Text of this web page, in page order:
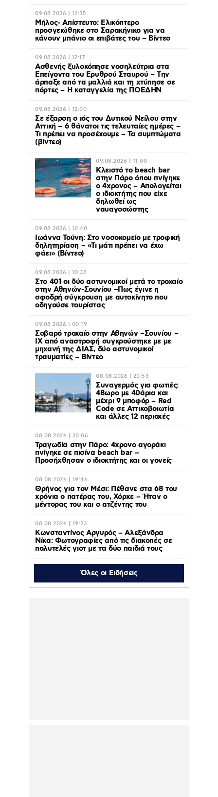
09.08.2026 | 12:35
Μήλος- Απίστευτο: Ελικόπτερο
προσγειώθηκε στο Σαρακήνικο για να
κάνουν μπάνιο οι επιβάτες του – Βίντεο
09.08.2026 | 12:17
Ασθενής ξυλοκόπησε νοσηλεύτρια στα
Επείγοντα του Ερυθρού Σταυρού – Tην
άρπαξε από τα μαλλιά και τη χτύπησε σε
πόρτες – Η καταγγελία της ΠΟΕΔΗΝ
09.08.2026 | 12:00
Σε έξαρση ο ιός του Δυτικού Νείλου στην
Αττική – 6 θάνατοι τις τελευταίες ημέρες –
Τι πρέπει να προσέχουμε – Τα συμπτώματα
(βίντεο)
09.08.2026 | 11:00
Κλειστό το beach bar
στην Πάρο όπου πνίγηκε
ο 4χρονος – Απολογείται
ο ιδιοκτήτης που είχε
δηλωθεί ως
ναυαγοσώστης
09.08.2026 | 10:40
Ιωάννα Τούνη: Στο νοσοκομείο με τροφική
δηλητηρίαση – «Τι μάτι πρέπει να έχω
φάει» (Βίντεο)
09.08.2026 | 10:32
Στο 401 οι δύο αστυνομικοί μετά το τροχαίο
στην Αθηνών-Σουνίου –Πως έγινε η
σφοδρή σύγκρουση με αυτοκίνητο που
οδηγούσε τουρίστας
09.08.2026 | 00:19
Σοβαρό τροχαίο στην Αθηνών –Σουνίου –
ΙΧ από αναστροφή συγκρούστηκε με με
μηχανή της ΔΙΑΣ, δύο αστυνομικοί
τραυματίες – Βίντεο
08.08.2026 | 20:53
Συναγερμός για φωτιές:
48ωρο με 40άρια και
μέχρι 9 μποφόρ – Red
Code σε Αττικοβοιωτία
και άλλες 12 περιοχές
08.08.2026 | 20:06
Τραγωδία στην Πάρο: 4χρονο αγοράκι
πνίγηκε σε πισίνα beach bar –
Προσήχθησαν ο ιδιοκτήτης και οι γονείς
08.08.2026 | 19:46
Θρήνος για τον Μέσι: Πέθανε στα 68 του
χρόνια ο πατέρας του, Χόρχε – Ήταν ο
μέντορας του και ο ατζέντης του
08.08.2026 | 19:23
Κωνσταντίνος Αργυρός – Αλεξάνδρα
Νίκα: Φωτογραφίες από τις διακοπές σε
πολυτελές γιοτ με τα δύο παιδιά τους
Όλες οι Ειδήσεις